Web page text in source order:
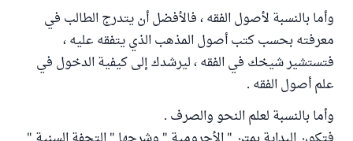
وأما بالنسبة لأصول الفقه ، فالأفضل أن يتدرج الطالب في
معرفته بحسب كتب أصول المذهب الذي يتفقه عليه ،
فتستشير شيخك في الفقه ، ليرشدك إلى كيفية الدخول في
علم أصول الفقه .
وأما بالنسبة لعلم النحو والصرف .